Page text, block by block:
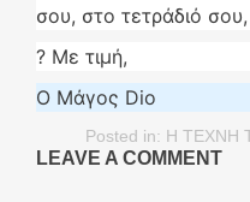
σου, στο τετράδιό
? Με τιμή,
Ο Μάγος Dio
Posted in: Η ΤΕΧΝΗ
LEAVE A COMMENT